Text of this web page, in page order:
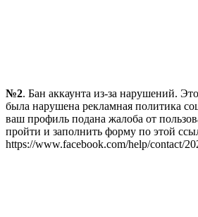
№2. Бан аккаунта из-за нарушений.
была нарушена рекламная политика
ваш профиль подана жалоба от
пройти и заполнить форму по этой
https://www.facebook.com/help/contact/